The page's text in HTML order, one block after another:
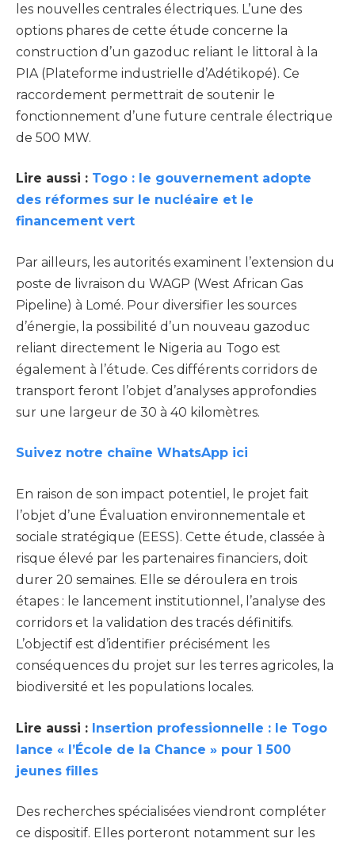
les nouvelles centrales électriques. L’une des
options phares de cette étude concerne la
construction d’un gazoduc reliant le littoral à la
PIA (Plateforme industrielle d’Adétikopé). Ce
raccordement permettrait de soutenir le
fonctionnement d’une future centrale électrique
de 500 MW.
Lire aussi : Togo : le gouvernement adopte
des réformes sur le nucléaire et le
financement vert
Par ailleurs, les autorités examinent l’extension du
poste de livraison du WAGP (West African Gas
Pipeline) à Lomé. Pour diversifier les sources
d’énergie, la possibilité d’un nouveau gazoduc
reliant directement le Nigeria au Togo est
également à l’étude. Ces différents corridors de
transport feront l’objet d’analyses approfondies
sur une largeur de 30 à 40 kilomètres.
Suivez notre chaîne WhatsApp ici
En raison de son impact potentiel, le projet fait
l’objet d’une Évaluation environnementale et
sociale stratégique (EESS). Cette étude, classée à
risque élevé par les partenaires financiers, doit
durer 20 semaines. Elle se déroulera en trois
étapes : le lancement institutionnel, l’analyse des
corridors et la validation des tracés définitifs.
L’objectif est d’identifier précisément les
conséquences du projet sur les terres agricoles, la
biodiversité et les populations locales.
Lire aussi : Insertion professionnelle : le Togo
lance « l’École de la Chance » pour 1 500
jeunes filles
Des recherches spécialisées viendront compléter
ce dispositif. Elles porteront notamment sur les